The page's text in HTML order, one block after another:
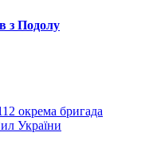
з Подолу
окрема бригада
України